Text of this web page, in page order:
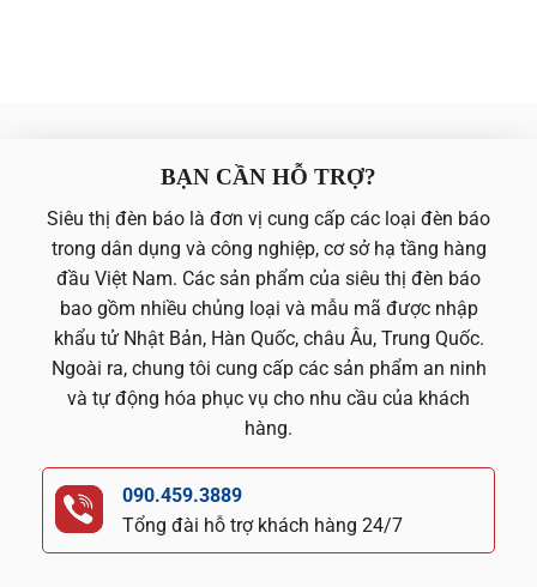
BẠN CẦN HỖ TRỢ?
Siêu thị đèn báo là đơn vị cung cấp các loại đèn báo
trong dân dụng và công nghiệp, cơ sở hạ tầng hàng
đầu Việt Nam. Các sản phẩm của siêu thị đèn báo
bao gồm nhiều chủng loại và mẫu mã được nhập
khẩu tử Nhật Bản, Hàn Quốc, châu Âu, Trung Quốc.
Ngoài ra, chung tôi cung cấp các sản phẩm an ninh
và tự động hóa phục vụ cho nhu cầu của khách
hàng.
090.459.3889
Tổng đài hỗ trợ khách hàng 24/7